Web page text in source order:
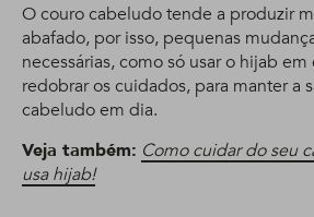
O couro cabeludo tende a produzir
abafado, por isso, pequenas
necessárias, como só usar o hijab
redobrar os cuidados, para manter a
cabeludo em dia.
Veja também: Como cuidar do seu
usa hijab!